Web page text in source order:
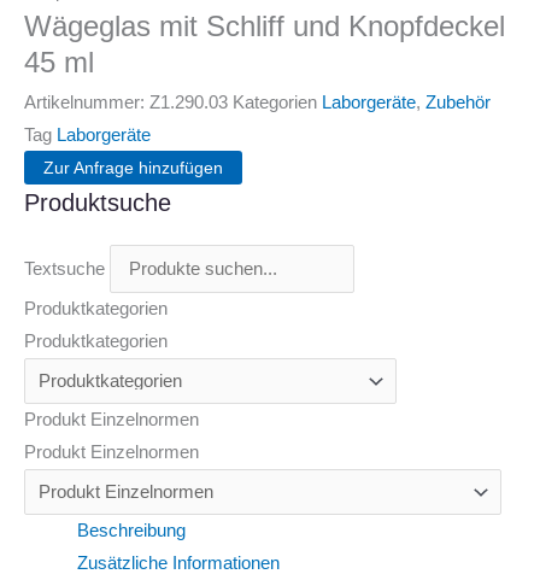
Wägeglas mit Schliff und Knopfdeckel
45 ml
Artikelnummer: Z1.290.03 Kategorien Laborgeräte, Zubehör
Tag Laborgeräte
Zur Anfrage hinzufügen
Produktsuche
Textsuche
Produktkategorien
Produktkategorien
Produkt Einzelnormen
Produkt Einzelnormen
Beschreibung
Zusätzliche Informationen